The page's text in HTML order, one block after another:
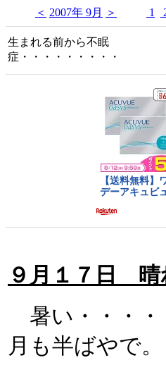
＜ 2007年 9月 ＞ 1
生まれる前から不眠
症・・・・・・・・・
９月１７日 晴
暑い・・・
月も半ばやで